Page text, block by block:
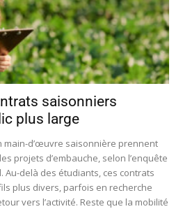
saisonniers
plus large
main-d’œuvre saisonnière prennent
projets d’embauche, selon l’enquête
Au-delà des étudiants, ces contrats
plus divers, parfois en recherche
vers l’activité. Reste que la mobilité